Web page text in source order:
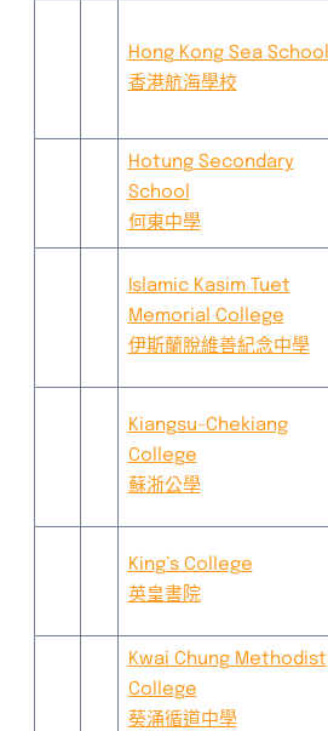
Hong Kong Sea School
香港航海學校
Hotung Secondary
School
何東中學
Islamic Kasim Tuet
Memorial College
伊斯蘭脫維善紀念中學
Kiangsu-Chekiang
College
蘇浙公學
King’s College
英皇書院
Kwai Chung Methodist
College
葵涌循道中學